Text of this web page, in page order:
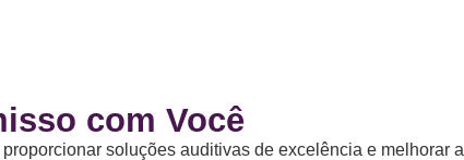
com Você
soluções auditivas de excelência e melhorar